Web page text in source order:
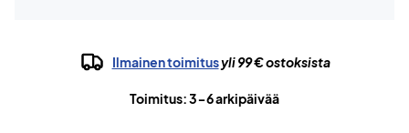
Ilmainen toimitusyli 99 € ostoksista
Toimitus: 3-6 arkipäivää